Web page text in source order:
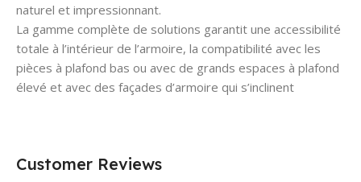
naturel et impressionnant.
La gamme complète de solutions garantit une accessibilité
totale à l’intérieur de l’armoire, la compatibilité avec les
pièces à plafond bas ou avec de grands espaces à plafond
élevé et avec des façades d’armoire qui s’inclinent
Customer Reviews